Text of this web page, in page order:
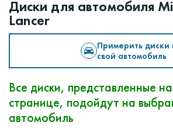
Диски для автомобиля
Lancer
Примерить диски
свой автомобиль
Все диски, представленные
странице, подойдут на
автомобиль